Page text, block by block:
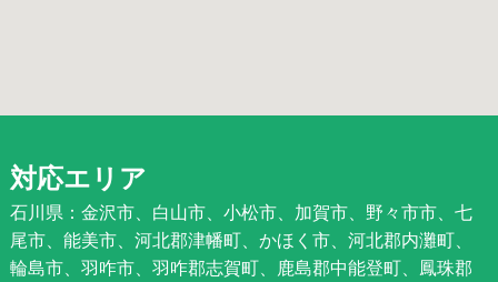
対応エリア
石川県：金沢市、白山市、小松市、加賀市、野々市市、七
尾市、能美市、河北郡津幡町、かほく市、河北郡内灘町、
輪島市、羽咋市、羽咋郡志賀町、鹿島郡中能登町、鳳珠郡